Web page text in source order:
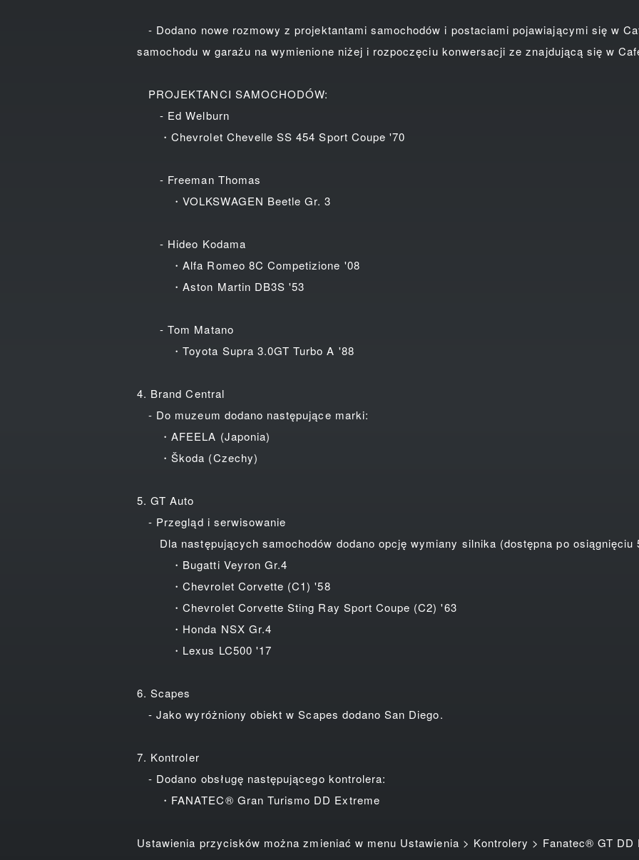
- Dodano nowe rozmowy z projektantami samochodów i postaciami pojawiającymi się w
samochodu w garażu na wymienione niżej i rozpoczęciu konwersacji ze znajdującą się w
PROJEKTANCI SAMOCHODÓW:
- Ed Welburn
・Chevrolet Chevelle SS 454 Sport Coupe '70
- Freeman Thomas
・VOLKSWAGEN Beetle Gr. 3
- Hideo Kodama
・Alfa Romeo 8C Competizione '08
・Aston Martin DB3S '53
- Tom Matano
・Toyota Supra 3.0GT Turbo A '88
4. Brand Central
- Do muzeum dodano następujące marki:
・AFEELA (Japonia)
・Škoda (Czechy)
5. GT Auto
- Przegląd i serwisowanie
Dla następujących samochodów dodano opcję wymiany silnika (dostępna po osiągnięciu
・Bugatti Veyron Gr.4
・Chevrolet Corvette (C1) '58
・Chevrolet Corvette Sting Ray Sport Coupe (C2) '63
・Honda NSX Gr.4
・Lexus LC500 '17
6. Scapes
- Jako wyróżniony obiekt w Scapes dodano San Diego.
7. Kontroler
- Dodano obsługę następującego kontrolera:
・FANATEC® Gran Turismo DD Extreme
Ustawienia przycisków można zmieniać w menu Ustawienia > Kontrolery > Fanatec® GT DD